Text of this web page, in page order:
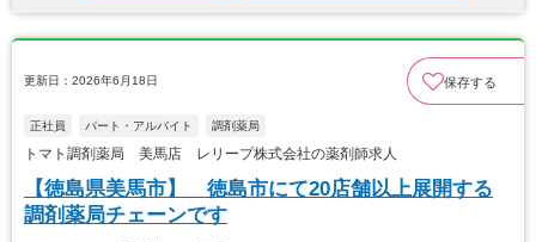
更新日：2026年6月18日 保存する
正社員 パート・アルバイト 調剤薬局
トマト調剤薬局 美馬店 レリープ株式会社の薬剤師求人
【徳島県美馬市】 徳島市にて20店舗以上展開する
調剤薬局チェーンです